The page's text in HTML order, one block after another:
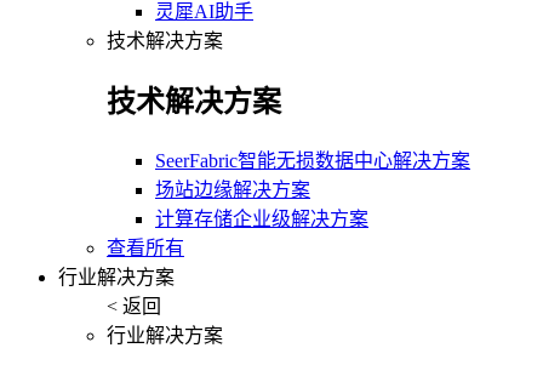
灵犀AI助手
技术解决方案
技术解决方案
SeerFabric智能无损数据中心解决方案
场站边缘解决方案
计算存储企业级解决方案
查看所有
行业解决方案
< 返回
行业解决方案